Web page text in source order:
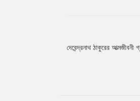
Tab
দেবেন্দ্রনাথ ঠাকুরের